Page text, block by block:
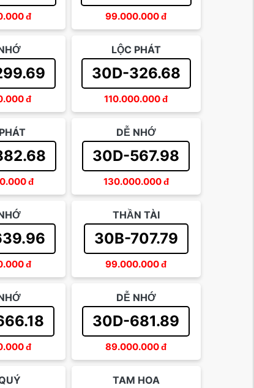
đ 99.000.000đ
đ
LỘC PHÁT
30D-326.68
110.000.000đ
đ
DỄ NHỚ
30D-567.98
130.000.000đ
đ
THẦN TÀI
30B-707.79
99.000.000đ
đ
DỄ NHỚ
30D-681.89
89.000.000đ
TAM HOA